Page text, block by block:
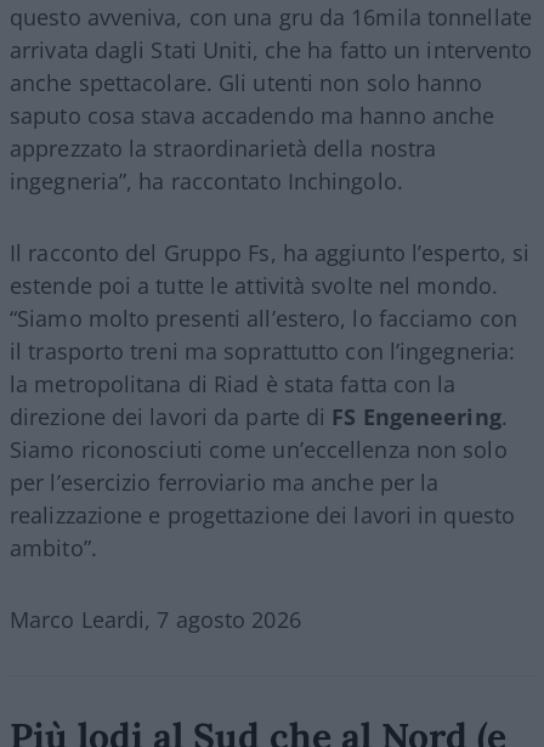
questo avveniva, con una gru da 16mila tonnellate
arrivata dagli Stati Uniti, che ha fatto un intervento
anche spettacolare. Gli utenti non solo hanno
saputo cosa stava accadendo ma hanno anche
apprezzato la straordinarietà della nostra
ingegneria”, ha raccontato Inchingolo.
Il racconto del Gruppo Fs, ha aggiunto l’esperto, si
estende poi a tutte le attività svolte nel mondo.
“Siamo molto presenti all’estero, lo facciamo con
il trasporto treni ma soprattutto con l’ingegneria:
la metropolitana di Riad è stata fatta con la
direzione dei lavori da parte di FS Engeneering.
Siamo riconosciuti come un’eccellenza non solo
per l’esercizio ferroviario ma anche per la
realizzazione e progettazione dei lavori in questo
ambito”.
Marco Leardi, 7 agosto 2026
Più lodi al Sud che al Nord (e